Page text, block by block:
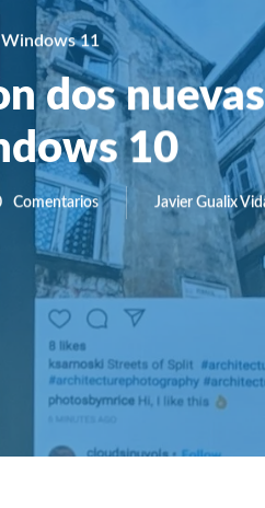
Windows 11
dos
10
Comentarios Javier Gualix